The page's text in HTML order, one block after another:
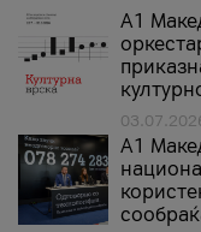
А1
A1